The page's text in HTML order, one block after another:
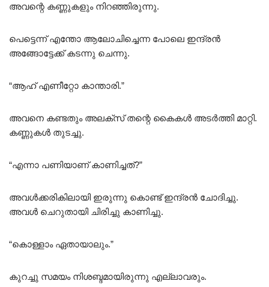
അവന്റെ കണ്ണുകളും നിറഞ്ഞിരുന്നു.
പെട്ടെന്ന് എന്തോ ആലോചിച്ചെന്ന പോലെ ഇന്ദ്രൻ
അങ്ങോട്ടേക്ക് കടന്നു ചെന്നു.
“ആഹ് എണീറ്റോ കാന്താരി.”
അവനെ കണ്ടതും അലക്സ് തന്റെ കൈകൾ അടർത്തി മാറ്റി.
കണ്ണുകൾ തുടച്ചു.
“എന്നാ പണിയാണ് കാണിച്ചത്?”
അവൾക്കരികിലായി ഇരുന്നു കൊണ്ട് ഇന്ദ്രൻ ചോദിച്ചു.
അവൾ ചെറുതായി ചിരിച്ചു കാണിച്ചു.
“കൊള്ളാം ഏതായാലും.”
കുറച്ചു സമയം നിശബ്ദമായിരുന്നു എല്ലാവരും.